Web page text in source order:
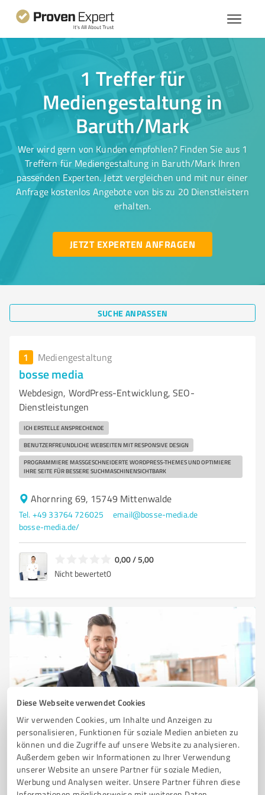
Diese Webseite verwendet Cookies
Wir verwenden Cookies, um Inhalte und Anzeigen zu
personalisieren, Funktionen für soziale Medien anbieten zu
können und die Zugriffe auf unsere Website zu analysieren.
Außerdem geben wir Informationen zu Ihrer Verwendung
unserer Website an unsere Partner für soziale Medien,
Werbung und Analysen weiter. Unsere Partner führen diese
1 Treffer für
Mediengestaltung in
Baruth/Mark
Wer wird gern von Kunden empfohlen? Finden Sie aus 1
Treffern für Mediengestaltung in Baruth/Mark Ihren
passenden Experten. Jetzt vergleichen und mit nur einer
Anfrage kostenlos Angebote von bis zu 20 Dienstleistern
erhalten.
JETZT EXPERTEN ANFRAGEN
SUCHE ANPASSEN
1 Mediengestaltung
bosse media
Webdesign, WordPress-Entwicklung, SEO-
Dienstleistungen
ICH ERSTELLE ANSPRECHENDE
BENUTZERFREUNDLICHE WEBSEITEN MIT RESPONSIVE DESIGN
PROGRAMMIERE MASSGESCHNEIDERTE WORDPRESS-THEMES UND OPTIMIERE I
HRE SEITE FÜR BESSERE SUCHMASCHINENSICHTBARK
Ahornring 69, 15749 Mittenwalde
Tel. +49 33764 726025
email@bosse-media.de
bosse-media.de/
0,00 / 5,00
Nicht bewertet0
Sie möchten auch hier gelistet werden?
Registrieren Sie sich jetzt und werden Sie ein von
Kunden empfohlener ProvenExpert!